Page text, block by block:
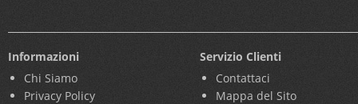
Informazioni
Chi Siamo
Privacy Policy
Servizio Clienti
Contattaci
Mappa del Sito